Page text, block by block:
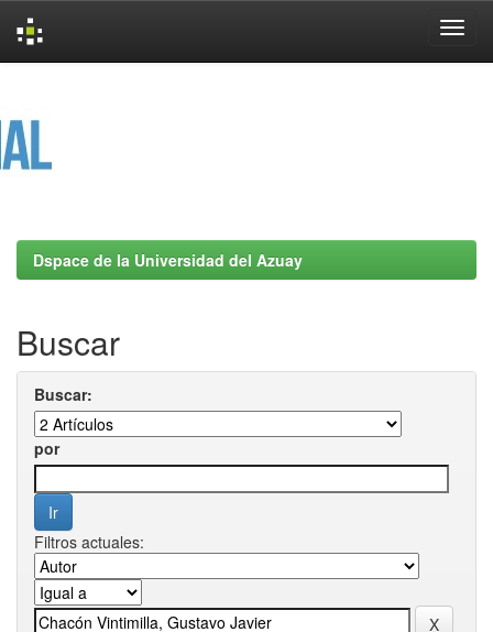
Dspace de la Universidad del Azuay
Buscar
Buscar:
por
Filtros actuales: